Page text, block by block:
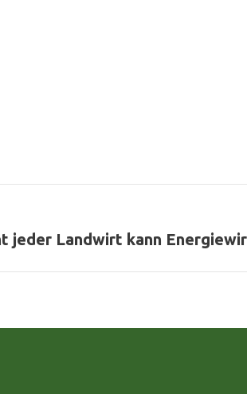
jeder Landwirt kann